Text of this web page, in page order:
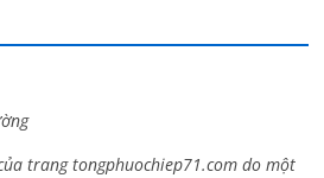
trang tongphuochiep71.com do một